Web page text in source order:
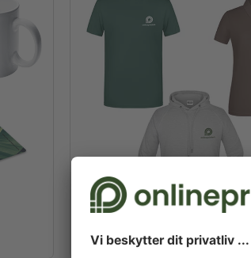
Beklædning & tekstiler